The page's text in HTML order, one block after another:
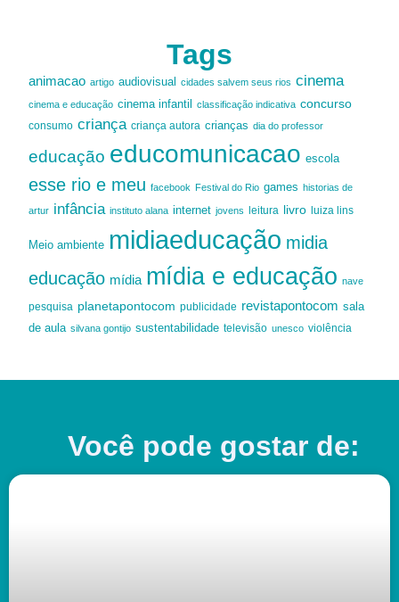
Tags
animacao artigo audiovisual cidades salvem seus rios cinema
cinema e educação cinema infantil classificação indicativa concurso
consumo criança criança autora crianças dia do professor
educação educomunicacao escola
esse rio e meu facebook Festival do Rio games historias de
artur infância instituto alana internet jovens leitura livro luiza lins
Meio ambiente midiaeducação midia
educação mídia mídia e educação nave
pesquisa planetapontocom publicidade revistapontocom sala
de aula silvana gontijo sustentabilidade televisão unesco violência
Você pode gostar de: